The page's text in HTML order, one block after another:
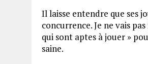
Il laisse entendre que ses
concurrence. Je ne vais
qui sont aptes à jouer »
saine.